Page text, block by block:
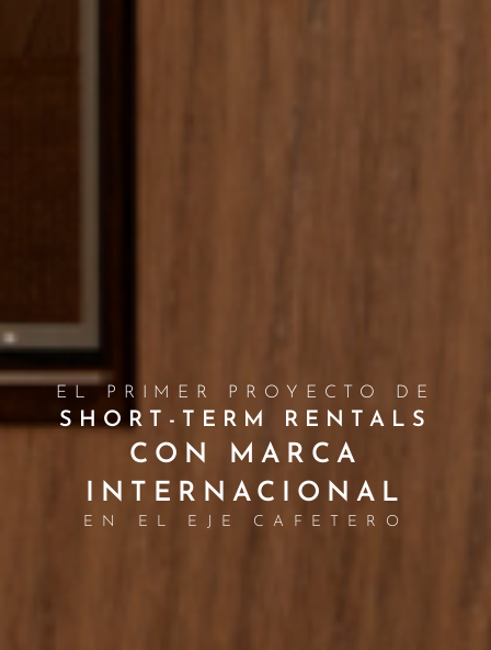
EL PRIMER PROYECTO DE
SHORT-TERM RENTALS
CON MARCA
INTERNACIONAL
EN EL EJE CAFETERO